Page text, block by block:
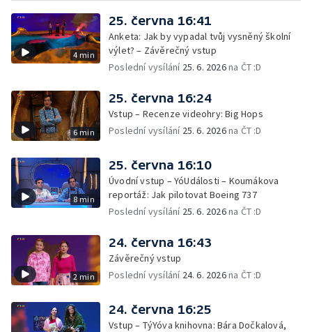
4 min
25. června 16:41
Anketa: Jak by vypadal tvůj vysněný školní
výlet? – Závěrečný vstup
Poslední vysílání 25. 6. 2026na ČT :D
6 min
25. června 16:24
Vstup – Recenze videohry: Big Hops
Poslední vysílání 25. 6. 2026na ČT :D
8 min
25. června 16:10
Úvodní vstup – YóUdálosti – Koumákova
reportáž: Jak pilotovat Boeing 737
Poslední vysílání 25. 6. 2026na ČT :D
2 min
24. června 16:43
Závěrečný vstup
Poslední vysílání 24. 6. 2026na ČT :D
24. června 16:25
Vstup – TýYóva knihovna: Bára Dočkalová,